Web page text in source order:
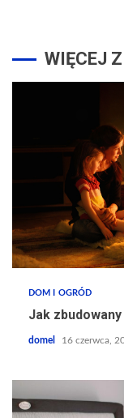
WIĘCEJ
DOM I OGRÓD
Jak
domel 16 czerwca,